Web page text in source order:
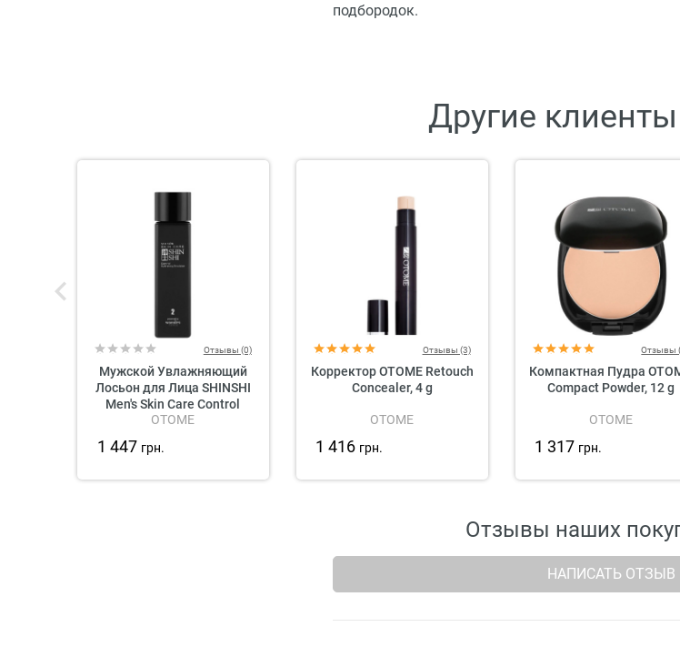
подбородок.
Другие
Отзывы (0)
Мужской Увлажняющий
Лосьон для Лица SHINSHI
Men's Skin Care Control
Hydrating Emulsion
OTOME
1 447 грн.
Отзывы (3)
Корректор OTOME Retouch
Concealer, 4 g
OTOME
1 416 грн.
Отзывы
Компактная Пудра
Compact Powder, 12 g
OTOME
1 317 грн.
Отзывы наших
НАПИСАТЬ ОТЗЫВ